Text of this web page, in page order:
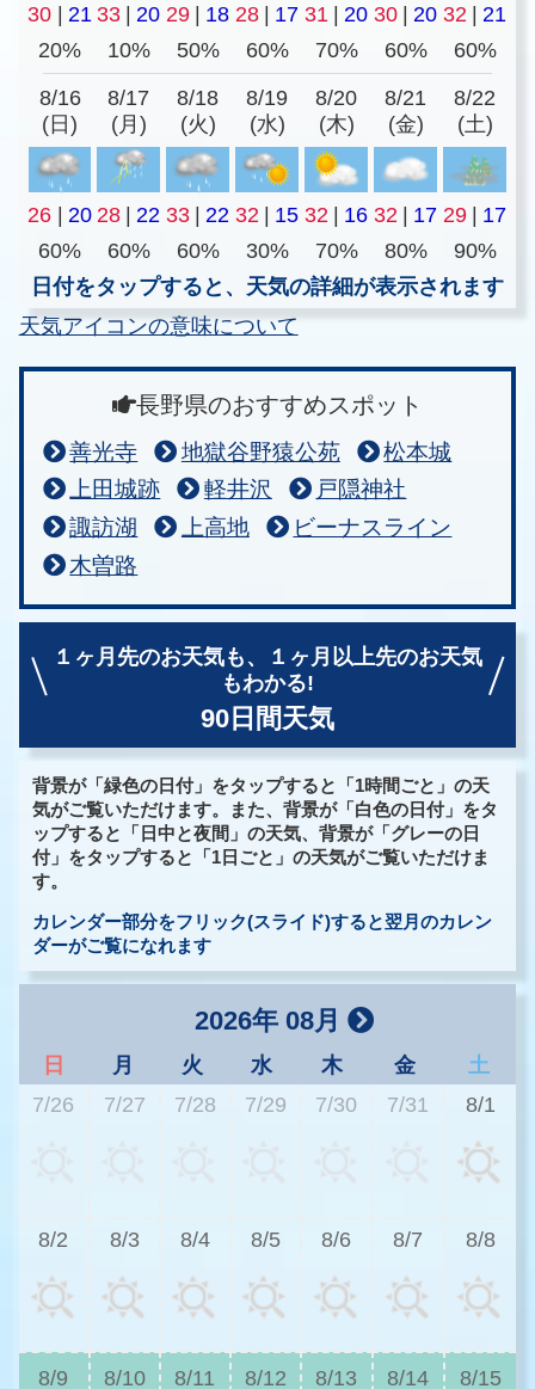
30 | 21 33 | 20 29 | 18 28 | 17 31 | 20 30 | 20 32 | 21
20%
10% 50% 60% 70% 60% 60%
8/16
(日)
8/17
(月)
8/18
(火)
8/19
(水)
8/20
(木)
8/21
(金)
8/22
(土)
26 | 20 28 | 22 33 | 22 32 | 15 32 | 16 32 | 17 29 | 17
60%
60% 60% 30% 70% 80%
90%
日付をタップすると、天気の詳細が表示されます
天気アイコンの意味について
長野県のおすすめスポット
善光寺 地獄谷野猿公苑
松本城
上田城跡
軽井沢
戸隠神社
諏訪湖
上高地
ビーナスライン
木曽路
１ヶ月先のお天気も、
１ヶ月以上先のお天気
もわかる!
90日間天気
背景が「緑色の日付」をタップすると「1時間ごと」の天
気がご覧いただけます。また、背景が「白色の日付」をタ
ップすると「日中と夜間」の天気、背景が「グレーの日
付」をタップすると「1日ごと」の天気がご覧いただけま
す。
カレンダー部分をフリック(スライド)すると翌月のカレン
ダーがご覧になれます
2026年 08月
日 月 火 水 木 金
土
7/26
7/27 7/28 7/29 7/30 7/31 8/1
8/2 8/3 8/4 8/5 8/6 8/7 8/8
8/9 8/10 8/11 8/12 8/13 8/14 8/15